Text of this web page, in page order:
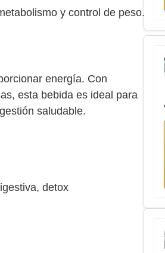
y control de peso.
energía. Con
esta bebida es ideal para
saludable.
detox